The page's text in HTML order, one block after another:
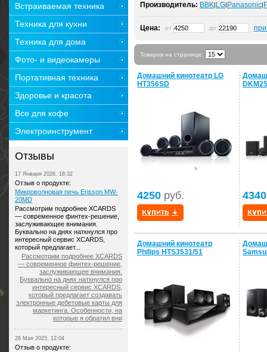
Производитель: BBK| LG| Panasonic|
Цена: от до
Товаров на странице:
Домашний кинотеатр LG
HT356SD
4250 руб. 4340
Домашний кинотеатр
Philips HTS3531/51
Встраиваемая техника
Техника для кухни
Техника для дома
Фото- и видеокамеры
Портативная техника
Здоровье и красота
Все для кофе
Электроинструмент
Отзывы
17 Января 2026, 18:32
Отзыв о продукте:
Микроволновая печь Erisson MW-
20MD
Рассмотрим подробнее XCARDS
— современное финтех-решение,
заслуживающее внимания.
Буквально на днях наткнулся про
интересный сервис XCARDS,
который предлагает...
Рассмотрим подробнее XCARDS
— современное финтех-решение,
заслуживающее внимания.
Буквально на днях наткнулся про
интересный сервис XCARDS,
который предлагает создавать
электронные дебетовые карты для
маркетинга. Особенности, на
которые я обратил вни
26 Мая 2025, 12:04
Отзыв о продукте: